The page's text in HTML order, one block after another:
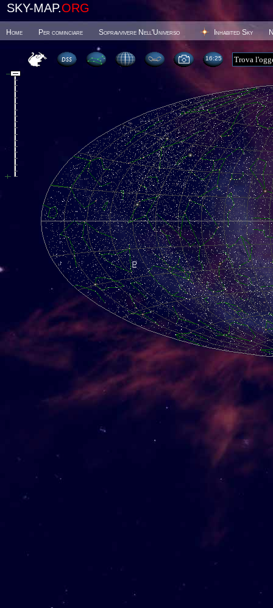
SKY-MAP.ORG
Home Per cominciare Sopravvivere Nell'Universo Inhabited Sky
16 25